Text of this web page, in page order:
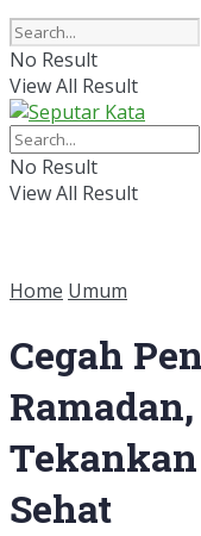
No Result
View All Result
No Result
View All Result
Home Umum
Cegah
Sehat